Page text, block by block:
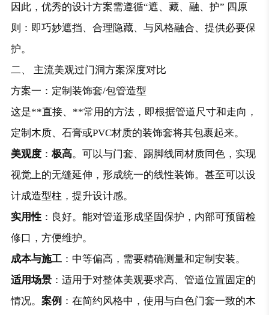
因此，优秀的设计方案需遵循“遮、藏、融、护” 四原
则：即巧妙遮挡、合理隐藏、与风格融合、提供必要保
护。
二、 主流美观过门洞方案深度对比
方案一：定制装饰套/包管造型
这是**直接、**常用的方法，即根据管道尺寸和走向，
定制木质、石膏或PVC材质的装饰套将其包裹起来。
美观度： 极高。可以与门套、踢脚线同材质同色，实现
视觉上的无缝延伸，形成统一的线性装饰。甚至可以设
计成造型柱，提升设计感。
实用性：良好。能对管道形成坚固保护，内部可预留检
修口，方便维护。
成本与施工：中等偏高，需要精确测量和定制安装。
适用场景：适用于对整体美观要求高、管道位置固定的
情况。 案例 ：在简约风格中，使用与白色门套一致的木